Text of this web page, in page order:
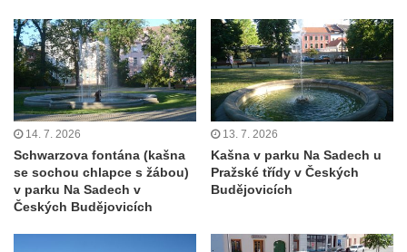
Kašna Ptačí napajedlo na Lázeňském
náměstí v Teplicích
Kašna v parku na Lázeňském náměstí u
lázeňského domu Beethoven v Teplicích
Fontána Pampeliška v parku u Císařských
Kašna na Laubeho náměstí u Císařských
lázní v Teplicích
Porcelánová kašna na křižovatce u
14. 7. 2026
Schwarzova fontána (kašna
se sochou chlapce s žábou)
v parku Na Sadech v
Českých Budějovicích
13. 7. 2026
Kašna v parku Na Sadech u
Pražské třídy v Českých
Budějovicích